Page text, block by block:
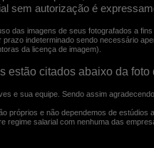
sem autorização é
das imagens de seus fotografados a
indeterminado sendo necessário
da licença de imagem).
estão citados abaixo da foto
e sua equipe. Sendo assim
e não dependemos de estúdios
salarial com nenhuma das